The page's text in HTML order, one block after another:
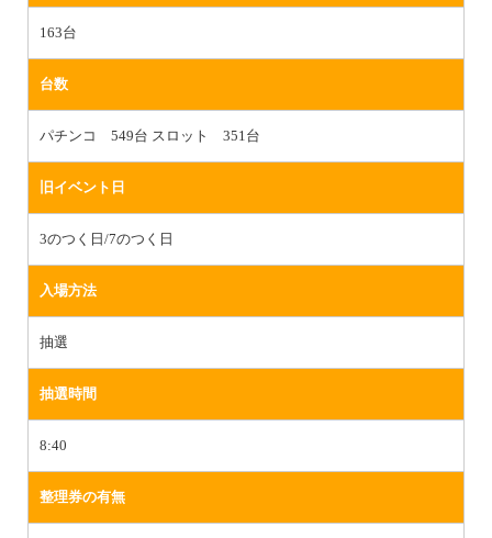
163台
台数
パチンコ 549台 スロット 351台
旧イベント日
3のつく日/7のつく日
入場方法
抽選
抽選時間
8:40
整理券の有無